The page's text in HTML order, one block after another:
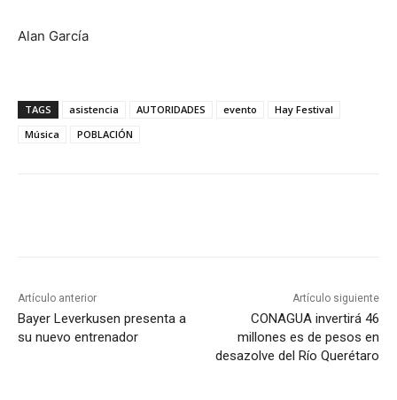
Alan García
TAGS asistencia AUTORIDADES evento
Hay Festival
Música
POBLACIÓN
Artículo anterior
Bayer Leverkusen presenta a
su nuevo entrenador
Artículo siguiente
CONAGUA invertirá 46
millones es de pesos en
desazolve del Río Querétaro